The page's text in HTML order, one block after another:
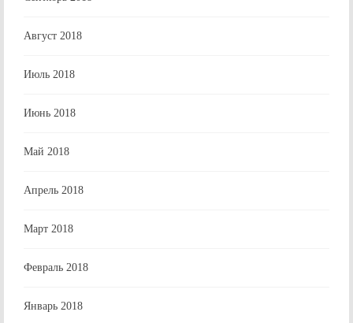
Август 2018
Июль 2018
Июнь 2018
Май 2018
Апрель 2018
Март 2018
Февраль 2018
Январь 2018